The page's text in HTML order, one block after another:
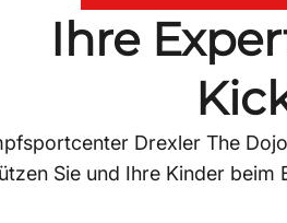
Ihre
Drexler The
Sie und Ihre Kinder